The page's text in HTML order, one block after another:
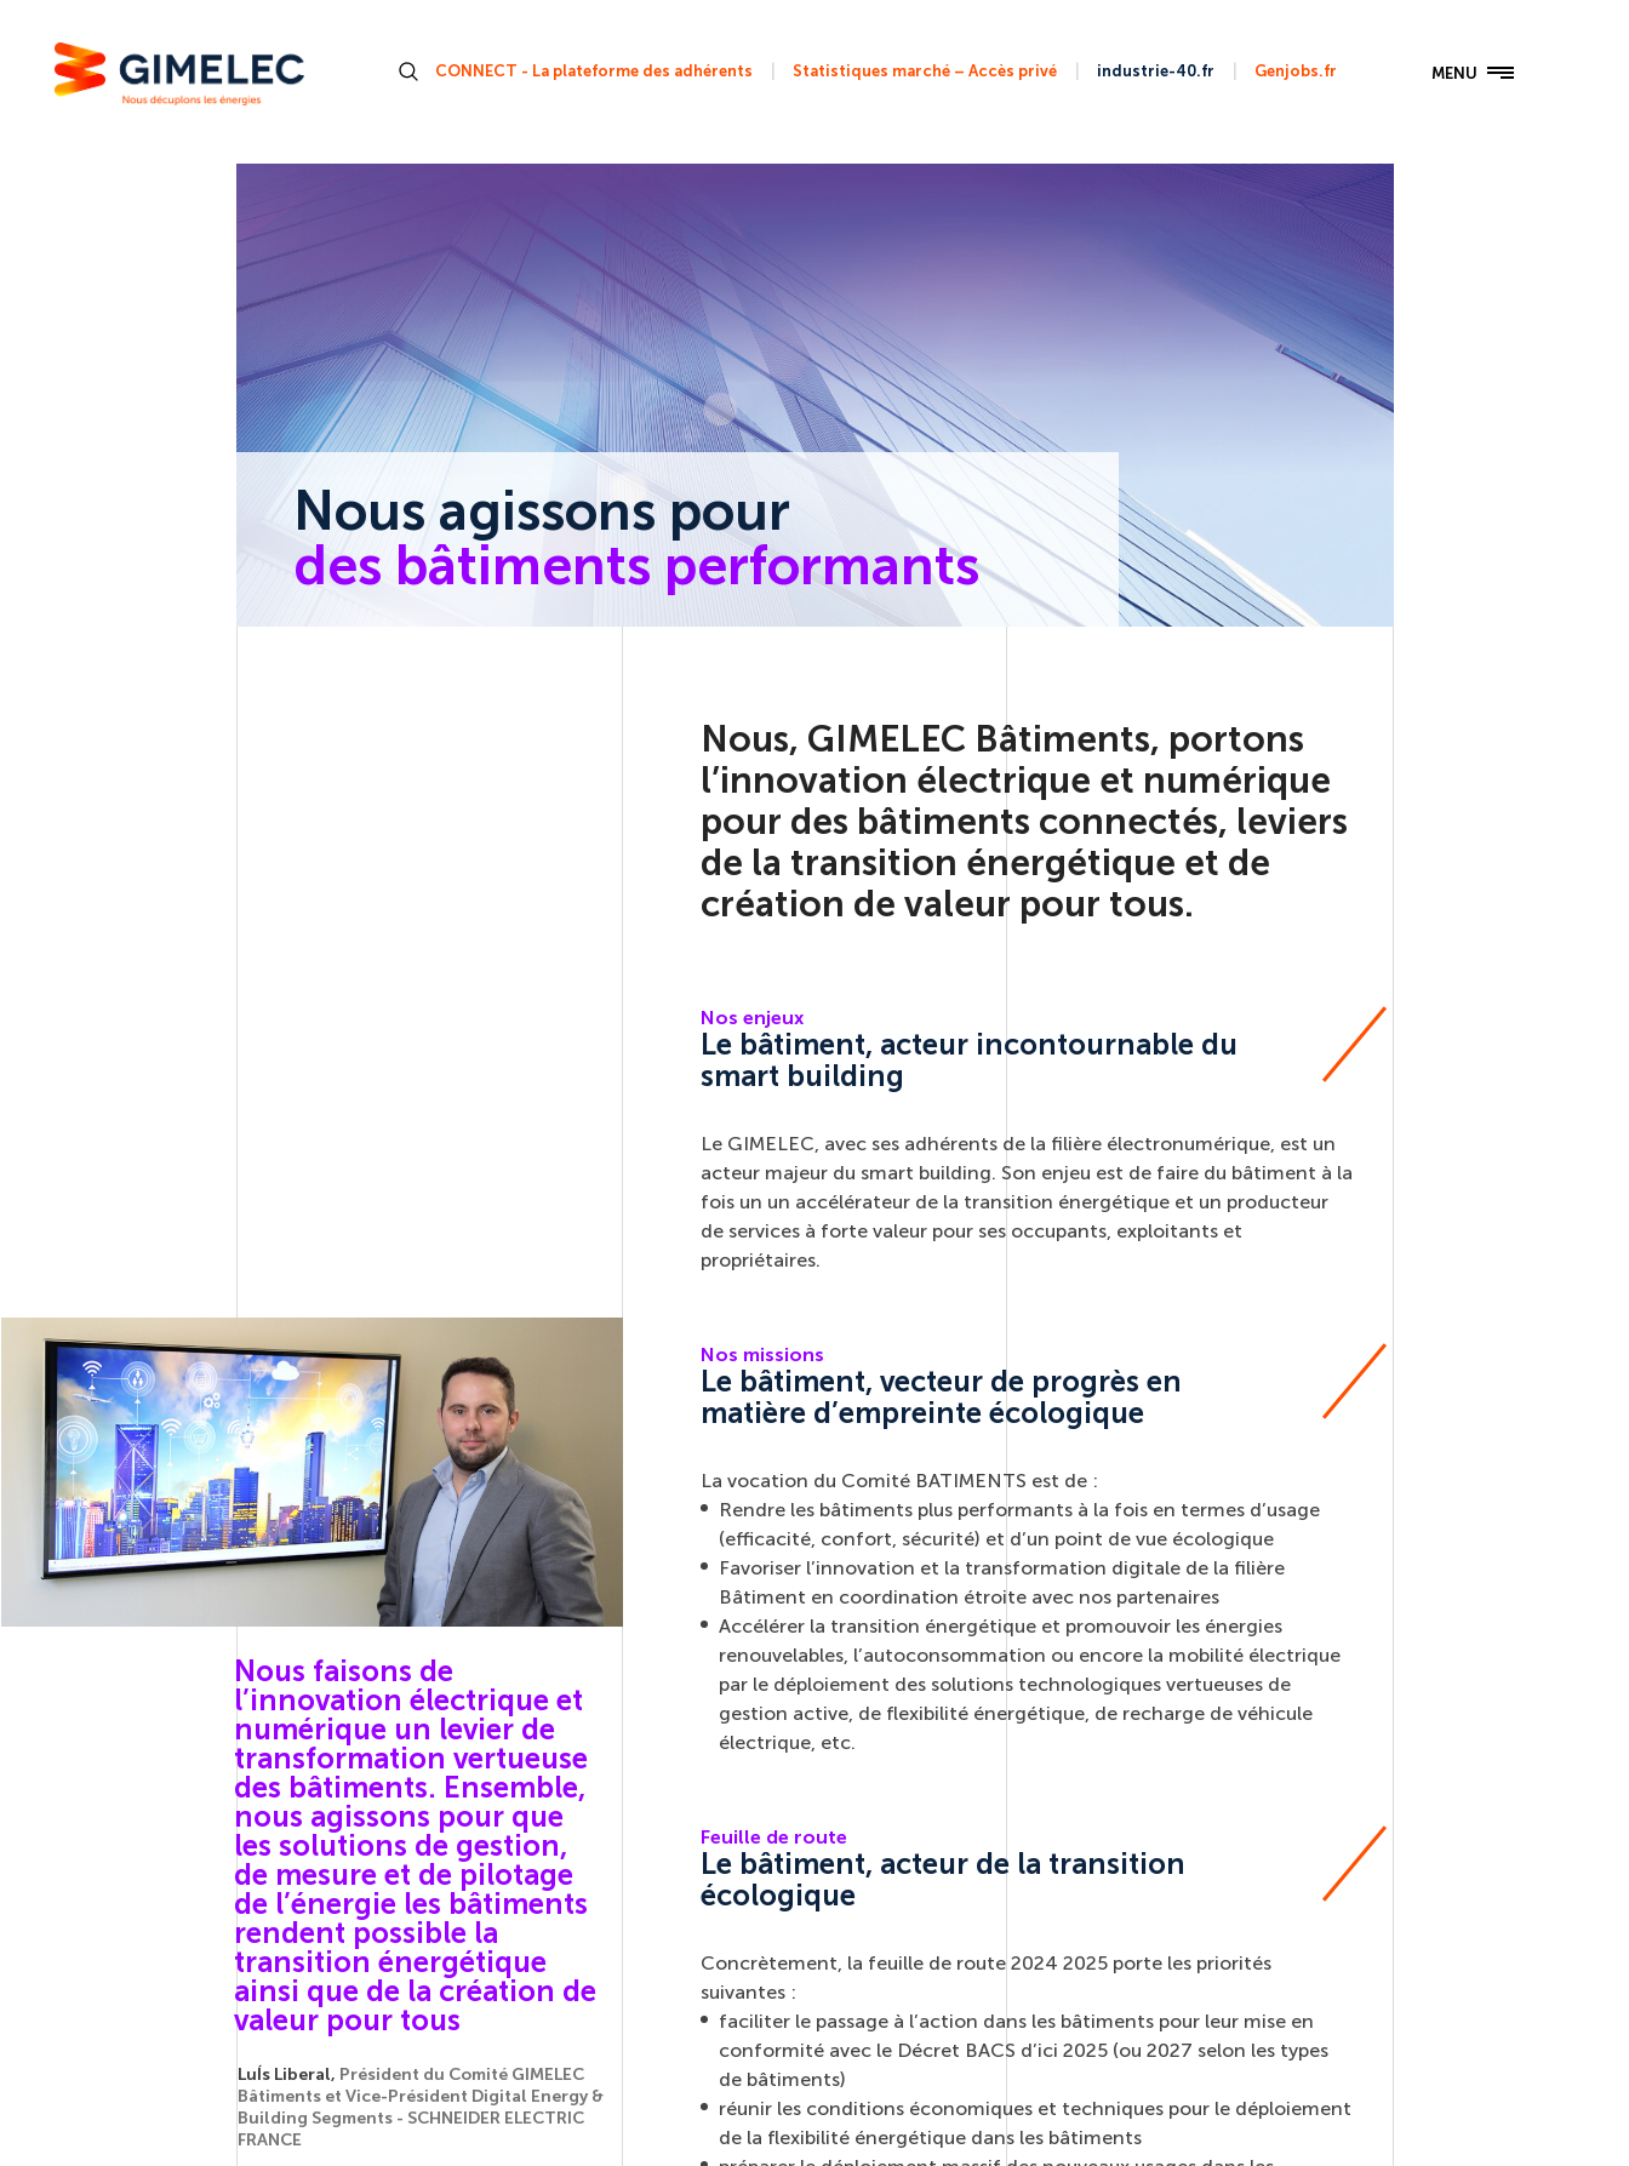
CONNECT - La plateforme des adhérents Statistiques marché – Accès privé industrie-40.fr Genjobs.fr MENU
Nous agissons pour
des bâtiments performants
Nous faisons de
l’innovation électrique et
numérique un levier de
transformation vertueuse
des bâtiments. Ensemble,
nous agissons pour que
les solutions de gestion,
de mesure et de pilotage
de l’énergie les bâtiments
rendent possible la
transition énergétique
ainsi que de la création de
valeur pour tous
LuÍs Liberal, Président du Comité GIMELEC
Bâtiments et Vice-Président Digital Energy &
Building Segments - SCHNEIDER ELECTRIC
FRANCE
Nous, GIMELEC Bâtiments, portons
l’innovation électrique et numérique
pour des bâtiments connectés, leviers
de la transition énergétique et de
création de valeur pour tous.
Nos enjeux
Le bâtiment, acteur incontournable du
smart building
Le GIMELEC, avec ses adhérents de la filière électronumérique, est un
acteur majeur du smart building. Son enjeu est de faire du bâtiment à la
fois un un accélérateur de la transition énergétique et un producteur
de services à forte valeur pour ses occupants, exploitants et
propriétaires.
Nos missions
Le bâtiment, vecteur de progrès en
matière d’empreinte écologique
La vocation du Comité BATIMENTS est de :
Rendre les bâtiments plus performants à la fois en termes d’usage
(efficacité, confort, sécurité) et d’un point de vue écologique
Favoriser l’innovation et la transformation digitale de la filière
Bâtiment en coordination étroite avec nos partenaires
Accélérer la transition énergétique et promouvoir les énergies
renouvelables, l’autoconsommation ou encore la mobilité électrique
par le déploiement des solutions technologiques vertueuses de
gestion active, de flexibilité énergétique, de recharge de véhicule
électrique, etc.
Feuille de route
Le bâtiment, acteur de la transition
écologique
Concrètement, la feuille de route 2024 2025 porte les priorités
suivantes :
faciliter le passage à l’action dans les bâtiments pour leur mise en
conformité avec le Décret BACS d’ici 2025 (ou 2027 selon les types
de bâtiments)
réunir les conditions économiques et techniques pour le déploiement
de la flexibilité énergétique dans les bâtiments